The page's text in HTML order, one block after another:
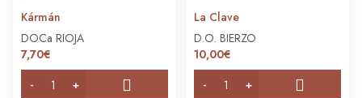
Kármán
DOCa RIOJA
7,70€
La Clave
D.O. BIERZO
10,00€